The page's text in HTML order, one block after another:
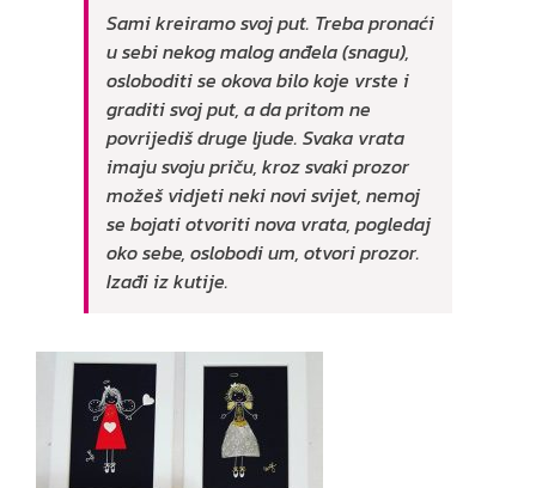
Sami kreiramo svoj put. Treba pronaći
u sebi nekog malog anđela (snagu),
osloboditi se okova bilo koje vrste i
graditi svoj put, a da pritom ne
povrijediš druge ljude. Svaka vrata
imaju svoju priču, kroz svaki prozor
možeš vidjeti neki novi svijet, nemoj
se bojati otvoriti nova vrata, pogledaj
oko sebe, oslobodi um, otvori prozor.
Izađi iz kutije.